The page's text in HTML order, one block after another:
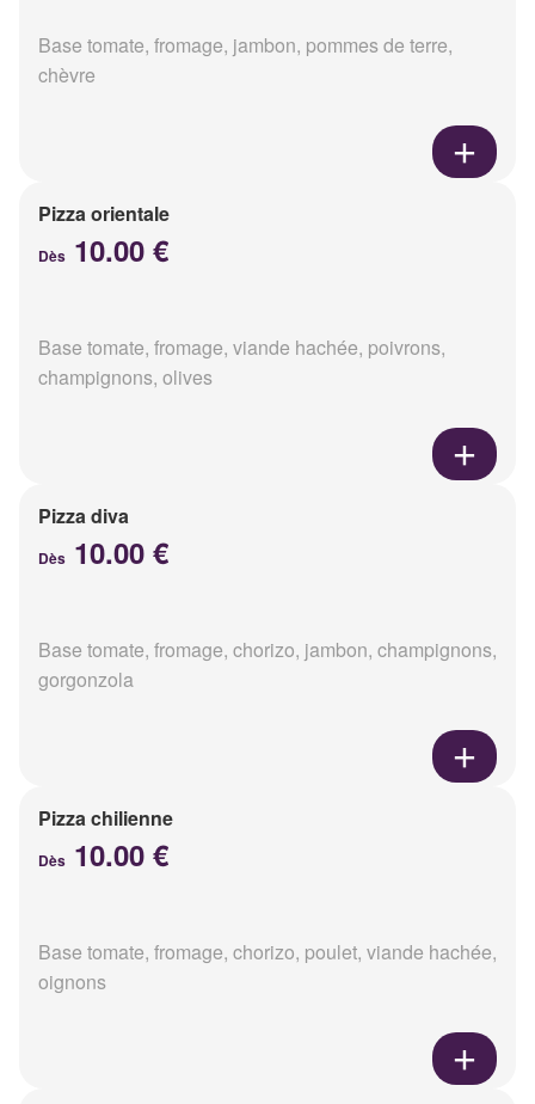
Base tomate, fromage, jambon, pommes de terre,
chèvre
Pizza orientale
Dès 10.00 €
Base tomate, fromage, viande hachée, poivrons,
champignons, olives
Pizza diva
Dès 10.00 €
Base tomate, fromage, chorizo, jambon, champignons,
gorgonzola
Pizza chilienne
Dès 10.00 €
Base tomate, fromage, chorizo, poulet, viande hachée,
oignons